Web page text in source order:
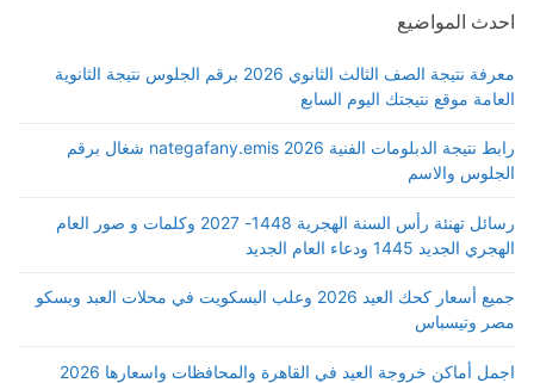
احدث المواضيع
معرفة نتيجة الصف الثالث الثانوي 2026 برقم الجلوس نتيجة الثانوية
العامة موقع نتيجتك اليوم السابع
رابط نتيجة الدبلومات الفنية 2026 nategafany.emis شغال برقم
الجلوس والاسم
رسائل تهنئة رأس السنة الهجرية 1448- 2027 وكلمات و صور العام
الهجري الجديد 1445 ودعاء العام الجديد
جميع أسعار كحك العيد 2026 وعلب البسكويت في محلات العبد وبسكو
مصر وتيسباس
اجمل أماكن خروجة العيد في القاهرة والمحافظات واسعارها 2026